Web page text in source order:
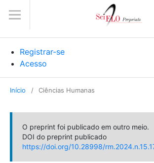
Registrar-se
Acesso
Início / Ciências Humanas
O preprint foi publicado em outro meio.
DOI do preprint publicado
https://doi.org/10.28998/